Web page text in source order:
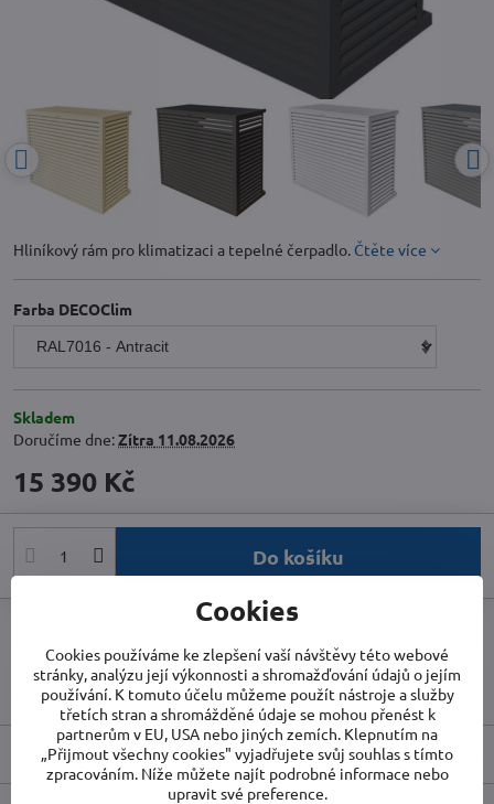
Hliníkový rám pro klimatizaci a tepelné čerpadlo. Čtěte více
Farba DECOClim
Skladem
Doručíme dne:Zítra 11.08.2026
15 390 Kč
Do košíku
Skladové číslo:DECOCLIM-23AXL7016
Výrobce:DECOClim
Popis
Cookies
Cookies používáme ke zlepšení vaší návštěvy této webové
stránky, analýzu její výkonnosti a shromažďování údajů o jejím
používání. K tomuto účelu můžeme použít nástroje a služby
třetích stran a shromážděné údaje se mohou přenést k
partnerům v EU, USA nebo jiných zemích. Klepnutím na
„Přijmout všechny cookies" vyjadřujete svůj souhlas s tímto
zpracováním. Níže můžete najít podrobné informace nebo
upravit své preference.